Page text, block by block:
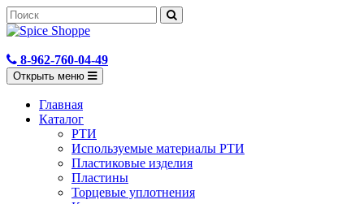
8-962-760-04-49
Открыть меню
Главная
Каталог
РТИ
Используемые материалы РТИ
Пластиковые изделия
Пластины
Торцевые уплотнения